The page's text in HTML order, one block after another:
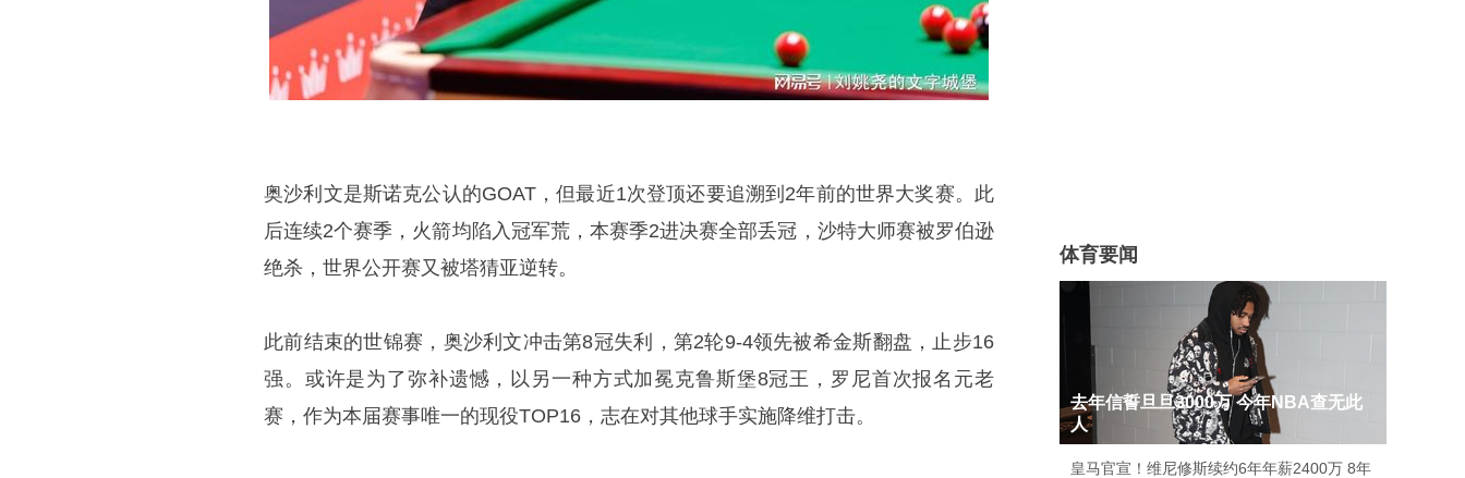
奥沙利文是斯诺克公认的GOAT，但最近1次登顶还要追溯到2年前的世界大奖赛。此
后连续2个赛季，火箭均陷入冠军荒，本赛季2进决赛全部丢冠，沙特大师赛被罗伯逊
绝杀，世界公开赛又被塔猜亚逆转。
此前结束的世锦赛，奥沙利文冲击第8冠失利，第2轮9-4领先被希金斯翻盘，止步16
强。或许是为了弥补遗憾，以另一种方式加冕克鲁斯堡8冠王，罗尼首次报名元老
赛，作为本届赛事唯一的现役TOP16，志在对其他球手实施降维打击。
体育要闻
去年信誓旦旦3000万 今年NBA查无此
人
皇马官宣！维尼修斯续约6年年薪2400万 8年